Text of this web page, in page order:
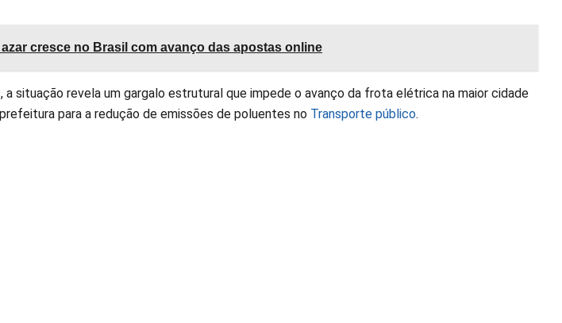
cresce no Brasil com avanço das apostas online
situação revela um gargalo estrutural que impede o avanço da frota elétrica na maior cidade
para a redução de emissões de poluentes no Transporte público.